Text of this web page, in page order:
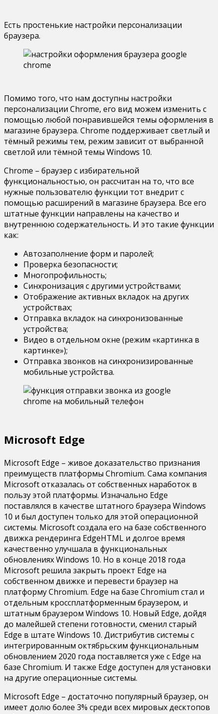
Есть простенькие настройки персонализации
браузера.
Помимо того, что нам доступны настройки
персонализации Chrome, его вид можем изменить с
помощью любой понравившейся темы оформления в
магазине браузера. Chrome поддерживает светлый и
тёмный режимы тем, режим зависит от выбранной
светлой или тёмной темы Windows 10.
Chrome – браузер с избирательной
функциональностью, он рассчитан на то, что все
нужные пользователю функции тот внедрит с
помощью расширений в магазине браузера. Все его
штатные функции направлены на качество и
внутреннюю содержательность. И это такие функции
как:
Автозаполнение форм и паролей;
Проверка безопасности;
Многопрофильность;
Синхронизация с другими устройствами;
Отображение активных вкладок на других
устройствах;
Отправка вкладок на синхронизованные
устройства;
Видео в отдельном окне (режим «картинка в
картинке»);
Отправка звонков на синхронизированные
мобильные устройства.
Microsoft Edge
Microsoft Edge – живое доказательство признания
преимуществ платформы Chromium. Сама компания
Microsoft отказалась от собственных наработок в
пользу этой платформы. Изначально Edge
поставлялся в качестве штатного браузера Windows
10 и был доступен только для этой операционной
системы. Microsoft создала его на базе собственного
движка рендеринга EdgeHTML и долгое время
качественно улучшала в функциональных
обновлениях Windows 10. Но в конце 2018 года
Microsoft решила закрыть проект Edge на
собственном движке и перевести браузер на
платформу Chromium. Edge на базе Chromium стал и
отдельным кроссплатформенным браузером, и
штатным браузером Windows 10. Новый Edge, дойдя
до малейшей степени готовности, сменил старый
Edge в штате Windows 10. Дистрибутив системы с
интегрированным октябрьским функциональным
обновлением 2020 года поставляется уже с Edge на
базе Chromium. И также Edge доступен для установки
на другие операционные системы.
Microsoft Edge – достаточно популярный браузер, он
имеет долю более 3% среди всех мировых десктопов